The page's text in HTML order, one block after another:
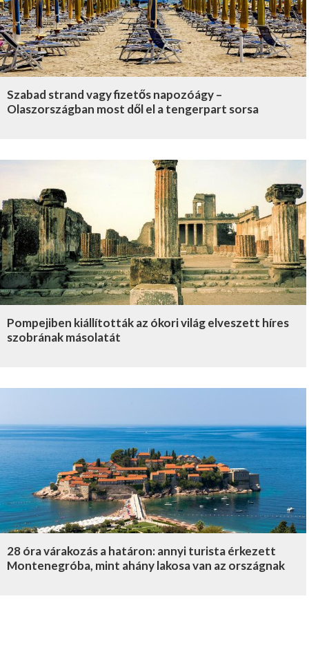
Szabad strand vagy fizetős napozóágy –
Olaszországban most dől el a tengerpart sorsa
Pompejiben kiállították az ókori világ elveszett híres
szobrának másolatát
28 óra várakozás a határon: annyi turista érkezett
Montenegróba, mint ahány lakosa van az országnak